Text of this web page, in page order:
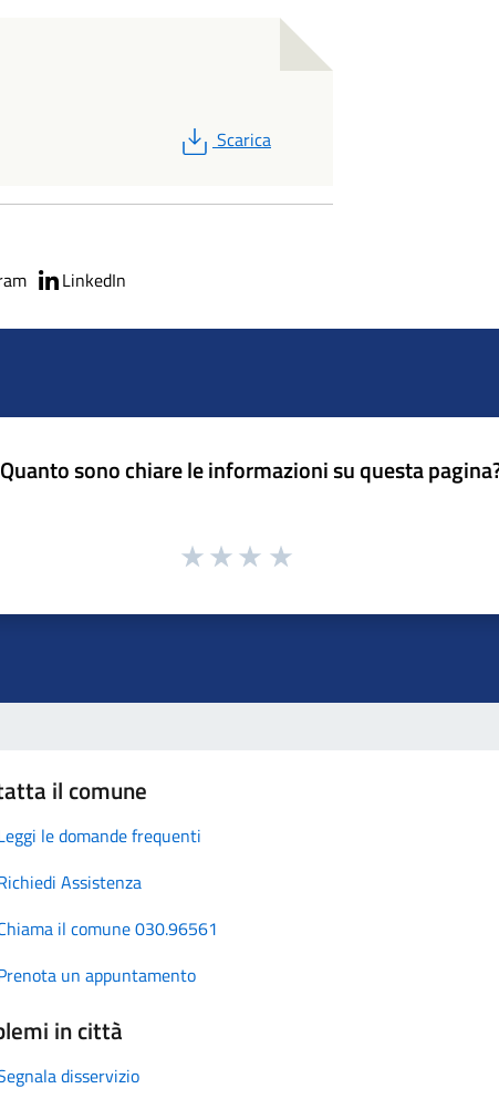
PDF
Scarica
LinkedIn
Quanto sono chiare le informazioni su questa
il comune
le domande frequenti
Assistenza
il comune 030.96561
un appuntamento
in città
disservizio